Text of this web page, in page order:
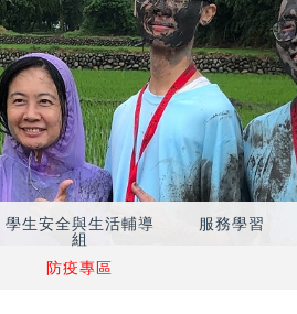
學生安全與生活輔導
組
服務學習
防疫專區